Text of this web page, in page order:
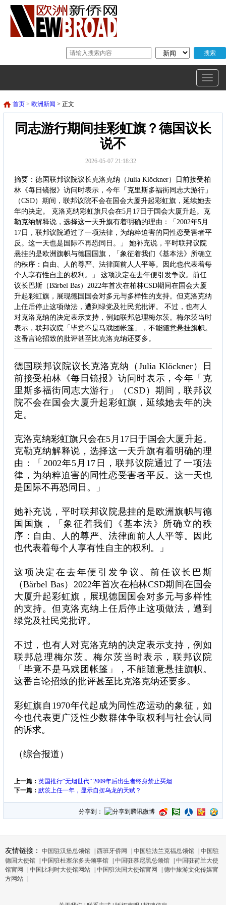
首页 > 欧洲新闻 > 正文
同志游行期间挂彩虹旗？德国议长
说不
2026-05-07 21:18:32
摘要：德国联邦议院议长克洛克纳（Julia Klöckner）日前接受柏
林《每日镜报》访问时表示，今年「克里斯多福街同志大游行」
（CSD）期间，联邦议院不会在国会大厦升起彩虹旗，延续她去
年的决定。 克洛克纳彩虹旗只会在5月17日于国会大厦升起。克
勒克纳解释说，选择这一天升旗有着明确的理由：「2002年5月
17日，联邦议院通过了一项法律，为纳粹迫害的同性恋受害者平
反。这一天也是国际不再恐同日。」 她补充说，平时联邦议院
悬挂的是欧洲旗帜与德国国旗，「象征着我们《基本法》所确立
的秩序：自由、人的尊严、法律面前人人平等。因此也代表着每
个人享有性自主的权利。」 这项决定在去年便引发争议。前任
议长巴斯（Bärbel Bas）2022年首次在柏林CSD期间在国会大厦
升起彩虹旗，展现德国国会对多元与多样性的支持。但克洛克纳
上任后停止这项做法，遭到绿党及社民党批评。 不过，也有人
对克洛克纳的决定表示支持，例如联邦总理梅尔茨。梅尔茨当时
表示，联邦议院「毕竟不是马戏团帐篷」，不能随意悬挂旗帜。
这番言论招致的批评甚至比克洛克纳还要多。
德国联邦议院议长克洛克纳（Julia Klöckner）日
前接受柏林《每日镜报》访问时表示，今年「克
里斯多福街同志大游行」（CSD）期间，联邦议
院不会在国会大厦升起彩虹旗，延续她去年的决
定。
克洛克纳彩虹旗只会在5月17日于国会大厦升起。
克勒克纳解释说，选择这一天升旗有着明确的理
由：「2002年5月17日，联邦议院通过了一项法
律，为纳粹迫害的同性恋受害者平反。这一天也
是国际不再恐同日。」
她补充说，平时联邦议院悬挂的是欧洲旗帜与德
国国旗，「象征着我们《基本法》所确立的秩
序：自由、人的尊严、法律面前人人平等。因此
也代表着每个人享有性自主的权利。」
这项决定在去年便引发争议。前任议长巴斯
（Bärbel Bas）2022年首次在柏林CSD期间在国会
大厦升起彩虹旗，展现德国国会对多元与多样性
的支持。但克洛克纳上任后停止这项做法，遭到
绿党及社民党批评。
不过，也有人对克洛克纳的决定表示支持，例如
联邦总理梅尔茨。梅尔茨当时表示，联邦议院
「毕竟不是马戏团帐篷」，不能随意悬挂旗帜。
这番言论招致的批评甚至比克洛克纳还要多。
彩虹旗自1970年代起成为同性恋运动的象征，如
今也代表更广泛性少数群体争取权利与社会认同
的诉求。
（综合报道）
上一篇： 英国推行“无烟世代” 2009年后出生者终身禁止买烟
下一篇： 默茨上任一年，显示自摆乌龙的天赋？
分享到：
友情链接： 中国驻汉堡总领馆 西班牙侨网 中国驻法兰克福总领馆
中国驻
德国大使馆
中国驻杜塞尔多夫领事馆 中国驻慕尼黑总领馆
中国驻荷兰大使
馆官网
中国比利时大使馆网站 中国驻法国大使馆官网
德中旅游文化传媒官
方网站